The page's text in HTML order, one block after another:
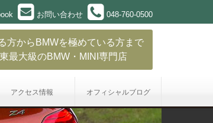
お問い合わせ 048-760-0500
方からBMWを極めている方まで
最大級のBMW・MINI専門店
アクセス情報 オフィシャルブログ